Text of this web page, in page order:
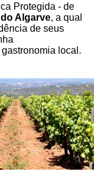
Protegida - de
Algarve, a qual
de seus
local.